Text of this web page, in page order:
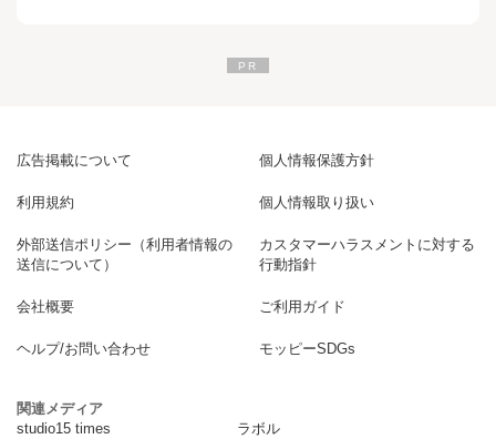
広告掲載について 個人情報保護方針
利用規約 個人情報取り扱い
外部送信ポリシー（利用者情報の
送信について）
カスタマーハラスメントに対する
行動指針
会社概要 ご利用ガイド
ヘルプ/お問い合わせ モッピーSDGs
関連メディア
studio15 times
ラボル